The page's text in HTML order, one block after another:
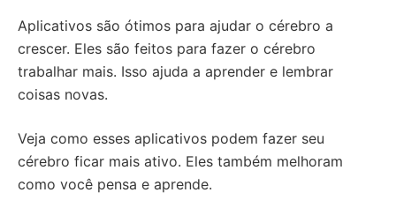
Aplicativos são ótimos para ajudar o cérebro a
crescer. Eles são feitos para fazer o cérebro
trabalhar mais. Isso ajuda a aprender e lembrar
coisas novas.
Veja como esses aplicativos podem fazer seu
cérebro ficar mais ativo. Eles também melhoram
como você pensa e aprende.